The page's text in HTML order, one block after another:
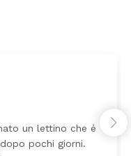
un lettino che é
pochi giorni.